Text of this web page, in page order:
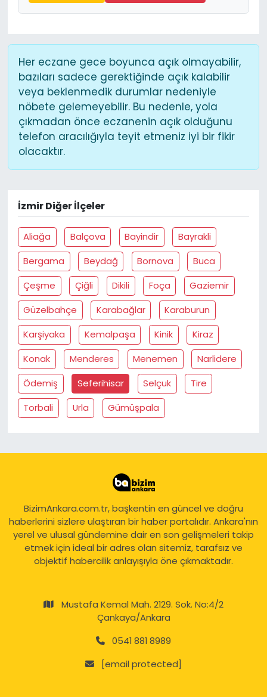
Her eczane gece boyunca açık olmayabilir,
bazıları sadece gerektiğinde açık kalabilir
veya beklenmedik durumlar nedeniyle
nöbete gelemeyebilir. Bu nedenle, yola
çıkmadan önce eczanenin açık olduğunu
telefon aracılığıyla teyit etmeniz iyi bir fikir
olacaktır.
İzmir Diğer İlçeler
Aliağa Balçova Bayindir
Bayrakli
Bergama
Beydağ Bornova
Buca
Çeşme
Çiğli Dikili Foça
Gaziemir
Güzelbahçe
Karabağlar
Karaburun
Karşiyaka
Kemalpaşa Kinik
Kiraz
Konak
Menderes Menemen
Narlidere
Ödemiş
Seferihisar Selçuk
Tire
Torbali
Urla Gümüşpala
BizimAnkara.com.tr, başkentin en güncel ve doğru
haberlerini sizlere ulaştıran bir haber portalıdır. Ankara'nın
yerel ve ulusal gündemine dair en son gelişmeleri takip
etmek için ideal bir adres olan sitemiz, tarafsız ve
objektif habercilik anlayışıyla öne çıkmaktadır.
Mustafa Kemal Mah. 2129. Sok. No:4/2
Çankaya/Ankara
0541 881 8989
[email protected]